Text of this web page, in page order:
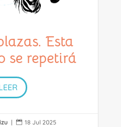
Esta
se repetirá
|  18 Jul 2025